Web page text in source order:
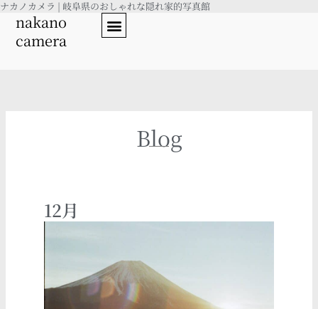
内
ナカノカメラ | 岐阜県のおしゃれな隠れ家的写真館
nakano
camera
Blog
12月